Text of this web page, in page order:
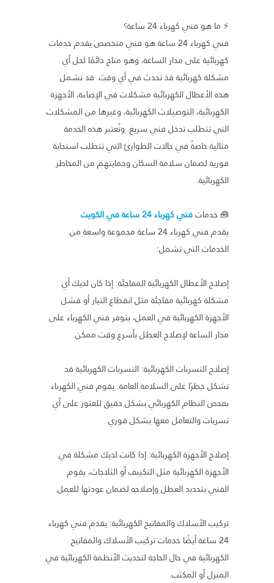
⚡ ما هو فني كهرباء 24 ساعة؟
فني كهرباء 24 ساعة هو فني متخصص يقدم خدمات
كهربائية على مدار الساعة، وهو متاح دائمًا لحل أي
مشكلة كهربائية قد تحدث في أي وقت. قد تشمل
هذه الأعطال الكهربائية مشكلات في الإضاءة، الأجهزة
الكهربائية، التوصيلات الكهربائية، وغيرها من المشكلات
التي تتطلب تدخل فني سريع. وتُعتبر هذه الخدمة
مثالية خاصةً في حالات الطوارئ التي تتطلب استجابة
فورية لضمان سلامة السكان وحمايتهم من المخاطر
الكهربائية.
🧰 خدماتفني كهرباء 24 ساعة في الكويت
يقدم فني كهرباء 24 ساعة مجموعة واسعة من
الخدمات التي تشمل:
إصلاح الأعطال الكهربائية المفاجئة: إذا كان لديك أي
مشكلة كهربائية مفاجئة مثل انقطاع التيار أو فشل
الأجهزة الكهربائية في العمل، يتوفر فني الكهرباء على
مدار الساعة لإصلاح العطل بأسرع وقت ممكن.
إصلاح التسربات الكهربائية: التسربات الكهربائية قد
تشكل خطرًا على السلامة العامة. يقوم فني الكهرباء
بفحص النظام الكهربائي بشكل دقيق للعثور على أي
تسربات والتعامل معها بشكل فوري.
إصلاح الأجهزة الكهربائية: إذا كانت لديك مشكلة في
الأجهزة الكهربائية مثل التكييف أو الثلاجات، يقوم
الفني بتحديد العطل وإصلاحه لضمان عودتها للعمل.
تركيب الأسلاك والمفاتيح الكهربائية: يقدم فني كهرباء
24 ساعة أيضًا خدمات تركيب الأسلاك والمفاتيح
الكهربائية في حال الحاجة لتحديث الأنظمة الكهربائية في
المنزل أو المكتب.